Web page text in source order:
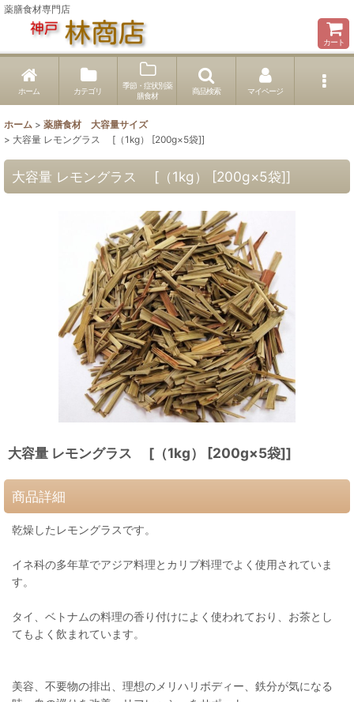
薬膳食材専門店
カート
ホーム カテゴリ
季節・症状別薬
膳食材
商品検索 マイページ
ホーム > 薬膳食材 大容量サイズ
> 大容量 レモングラス [（1kg） [200g×5袋]]
大容量 レモングラス [（1kg） [200g×5袋]]
大容量 レモングラス [（1kg） [200g×5袋]]
商品詳細
乾燥したレモングラスです。
イネ科の多年草でアジア料理とカリブ料理でよく使用されていま
す。
タイ、ベトナムの料理の香り付けによく使われており、お茶とし
てもよく飲まれています。
美容、不要物の排出、理想のメリハリボディー、鉄分が気になる